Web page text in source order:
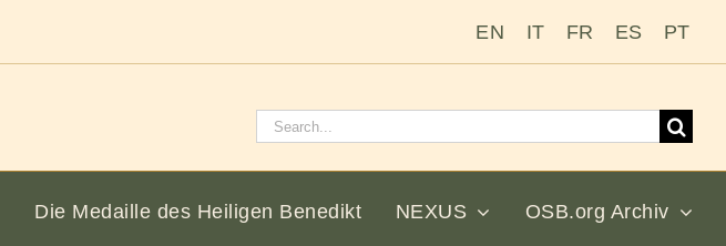
EN IT FR ES PT
Suchen
Die Medaille des Heiligen Benedikt NEXUS OSB.org Archiv